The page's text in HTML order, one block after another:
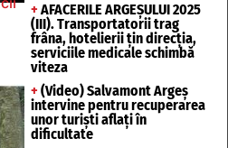
+ AFACERILE ARGEȘULUI 2025
(III). Transportatorii trag
frâna, hotelierii țin direcția,
serviciile medicale schimbă
viteza
+ (Video) Salvamont Argeș
intervine pentru recuperarea
unor turişti aflaţi în
dificultate